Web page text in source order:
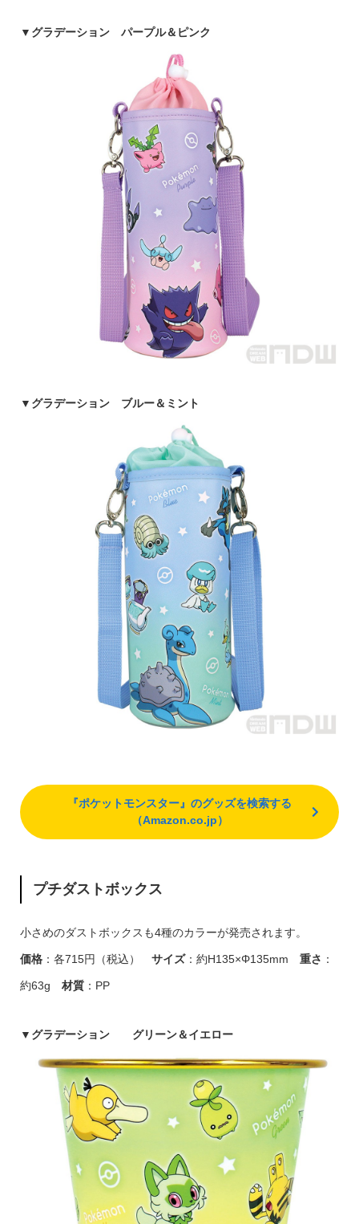
▼ グラデーション パープル＆ピンク
▼ グラデーション ブルー＆ミント
『ポケットモンスター』のグッズを検索する
（Amazon.co.jp）
プチダストボックス
小さめのダストボックスも4種のカラーが発売されます。
価格：各715円（税込） サイズ：約H135×Φ135mm 重さ ：
約63g 材質：PP
▼ グラデーション グリーン＆イエロー